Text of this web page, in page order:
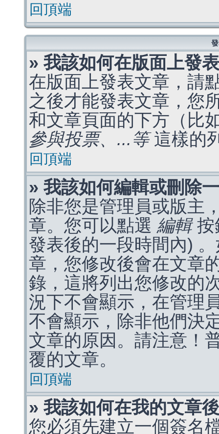
回頂端
» 我該如何在版面上發
在版面上發表文章，請
之後才能發表文章，您
和文章頁面的下方（比
參與投票、...等這樣的
回頂端
» 我該如何編輯或刪除
除非您是管理員或版主
章。您可以點選 編輯按
發表後的一段時間內)
章，您修改後會在文章
錄，這將列出您修改的
況下不會顯示，在管理
不會顯示，除非他們決
文章的原因。請注意！
覆的文章。
回頂端
» 我該如何在我的文章
您必須先建立一個簽名